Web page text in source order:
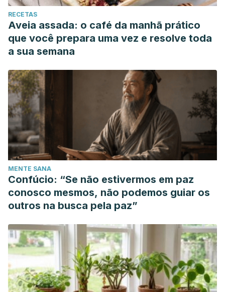
RECETAS
Aveia assada: o café da manhã prático
que você prepara uma vez e resolve toda
a sua semana
MENTE SANA
Confúcio: “Se não estivermos em paz
conosco mesmos, não podemos guiar os
outros na busca pela paz”